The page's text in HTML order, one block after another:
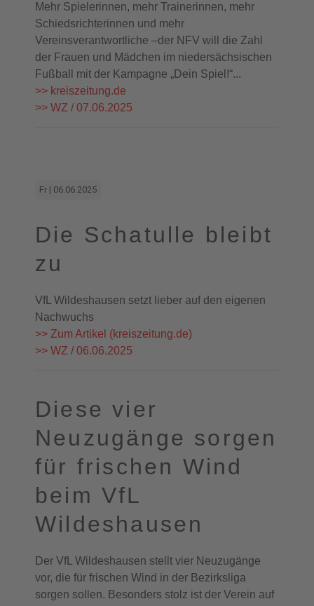
Mehr Spielerinnen, mehr Trainerinnen, mehr
Schiedsrichterinnen und mehr
Vereinsverantwortliche –der NFV will die Zahl
der Frauen und Mädchen im niedersächsischen
Fußball mit der Kampagne „Dein Spiel!“...
>> kreiszeitung.de
>> WZ / 07.06.2025
Fr | 06.06.2025
Die Schatulle bleibt
zu
VfL Wildeshausen setzt lieber auf den eigenen
Nachwuchs
>> Zum Artikel (kreiszeitung.de)
>> WZ / 06.06.2025
Diese vier
Neuzugänge sorgen
für frischen Wind
beim VfL
Wildeshausen
Der VfL Wildeshausen stellt vier Neuzugänge
vor, die für frischen Wind in der Bezirksliga
sorgen sollen. Besonders stolz ist der Verein auf